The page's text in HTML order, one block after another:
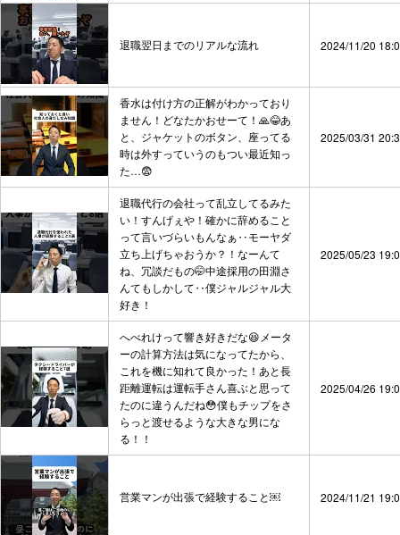
退職翌日までのリアルな流れ 2024/11/20
香水は付け方の正解がわかっており
ません！どなたかおせーて！🙏😂あ
と、ジャケットのボタン、座ってる
時は外すっていうのもつい最近知っ
た…😨
2025/03/31
退職代行の会社って乱立してるみた
い！すんげぇや！確かに辞めること
って言いづらいもんなぁ‥モーヤダ
立ち上げちゃおうか？！なーんて
ね、冗談だもの🤭中途採用の田淵さ
んてもしかして‥僕ジャルジャル大
好き！
2025/05/23
へべれけって響き好きだな😆メータ
ーの計算方法は気になってたから、
これを機に知れて良かった！あと長
距離運転は運転手さん喜ぶと思って
たのに違うんだね😳僕もチップをさ
らっと渡せるような大きな男にな
る！！
2025/04/26
営業マンが出張で経験すること￼ 2024/11/21